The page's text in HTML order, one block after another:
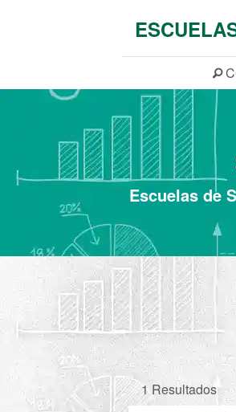
Escuelas de
1 Resultados